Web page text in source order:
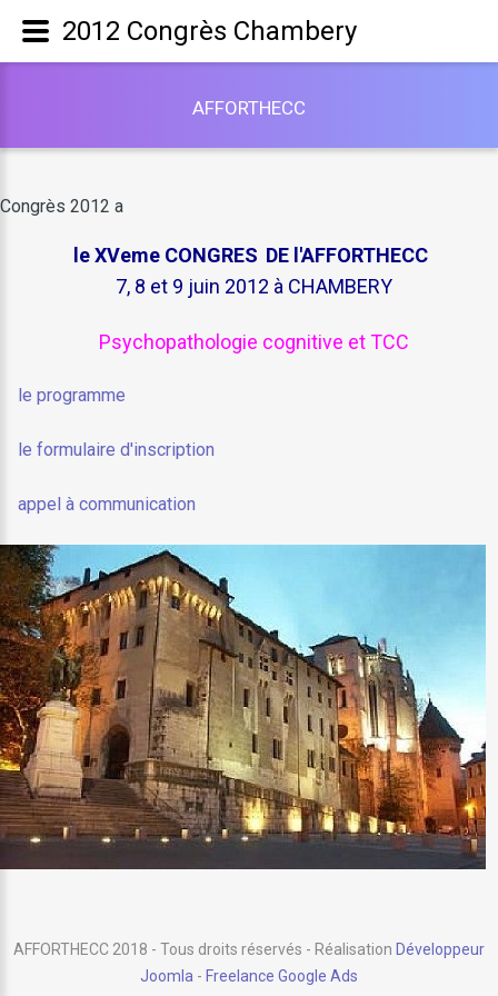
AFFORTHECC
Congrès 2012 a
le XVeme CONGRES DE l'AFFORTHECC
7, 8 et 9 juin 2012 à CHAMBERY
Psychopathologie cognitive et TCC
le programme
le formulaire d'inscription
appel à communication
AFFORTHECC 2018 - Tous droits réservés - Réalisation Développeur
Joomla - Freelance Google Ads
2012 Congrès Chambery